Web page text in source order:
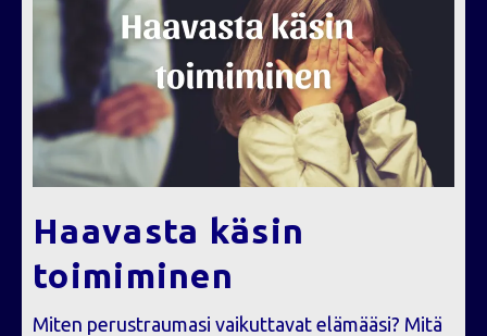
Haavasta käsin
toimiminen
Miten perustraumasi vaikuttavat elämääsi? Mitä